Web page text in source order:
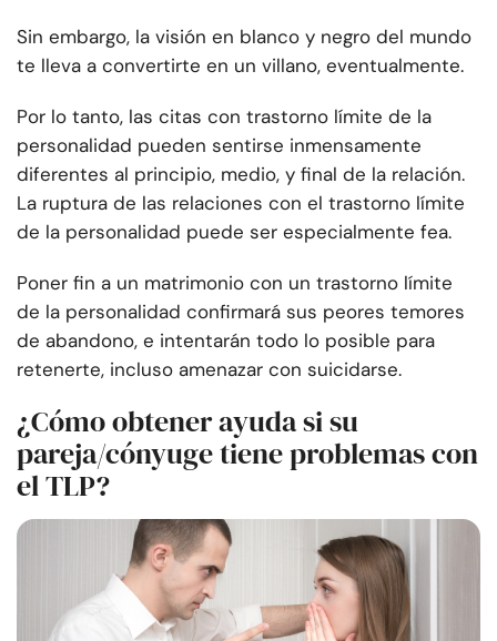
Sin embargo, la visión en blanco y negro del mundo
te lleva a convertirte en un villano, eventualmente.
Por lo tanto, las citas con trastorno límite de la
personalidad pueden sentirse inmensamente
diferentes al principio, medio, y final de la relación.
La ruptura de las relaciones con el trastorno límite
de la personalidad puede ser especialmente fea.
Poner fin a un matrimonio con un trastorno límite
de la personalidad confirmará sus peores temores
de abandono, e intentarán todo lo posible para
retenerte, incluso amenazar con suicidarse.
¿Cómo obtener ayuda si su
pareja/cónyuge tiene problemas con
el TLP?